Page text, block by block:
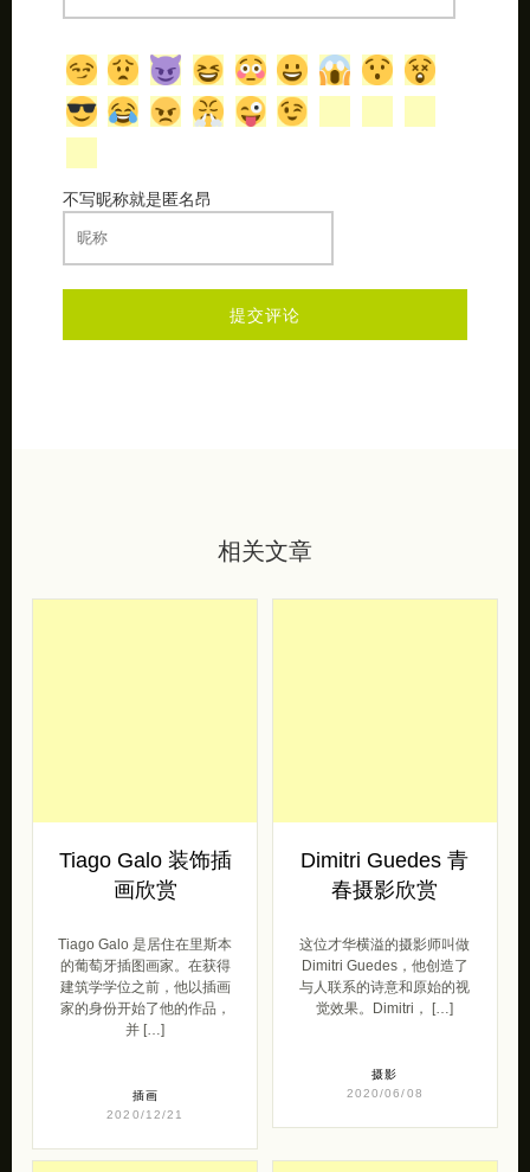
不写昵称就是匿名昂
相关文章
Tiago Galo 装饰插
画欣赏
Tiago Galo 是居住在里斯本
的葡萄牙插图画家。在获得
建筑学学位之前，他以插画
家的身份开始了他的作品，
并 […]
插画
2020/12/21
Dimitri Guedes 青
春摄影欣赏
这位才华横溢的摄影师叫做
Dimitri Guedes，他创造了
与人联系的诗意和原始的视
觉效果。Dimitri， […]
摄影
2020/06/08